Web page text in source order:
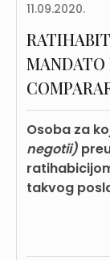
11.09.2020.
MANDATO
Osoba za
negotii)
takvog